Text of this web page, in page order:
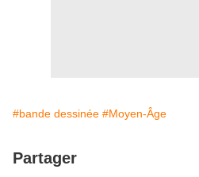
#bande dessinée #Moyen-Âge
Partager